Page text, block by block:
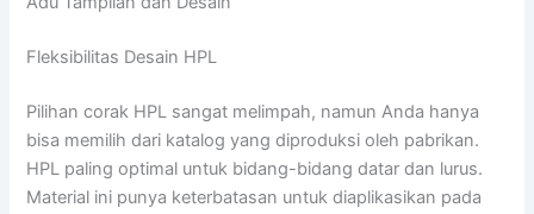
Fleksibilitas Desain HPL
Pilihan corak HPL sangat melimpah, namun Anda hanya
bisa memilih dari katalog yang diproduksi oleh pabrikan.
HPL paling optimal untuk bidang-bidang datar dan lurus.
Material ini punya keterbatasan untuk diaplikasikan pada